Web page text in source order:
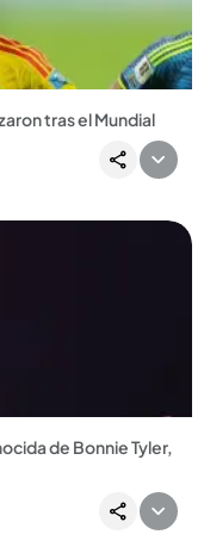
tras el Mundial
de equipo luego
de Bonnie Tyler,
ampliamente
sonando en la